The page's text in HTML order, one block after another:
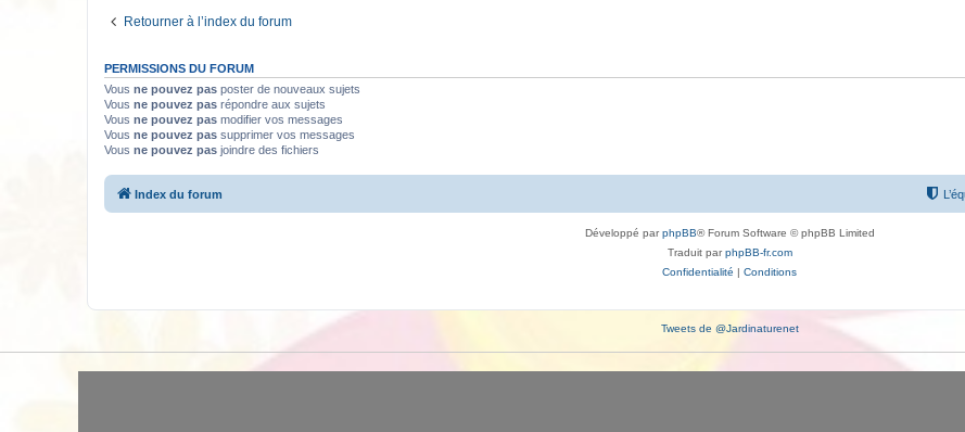
Retourner à l’index du forum
PERMISSIONS DU FORUM
Vous ne pouvez pas poster de nouveaux sujets
Vous ne pouvez pas répondre aux sujets
Vous ne pouvez pas modifier vos messages
Vous ne pouvez pas supprimer vos messages
Vous ne pouvez pas joindre des fichiers
Index du forum
Développé parphpBB® Forum Software © phpBB Limited
Traduit parphpBB-fr.com
Confidentialité | Conditions
Tweets de @Jardinaturenet